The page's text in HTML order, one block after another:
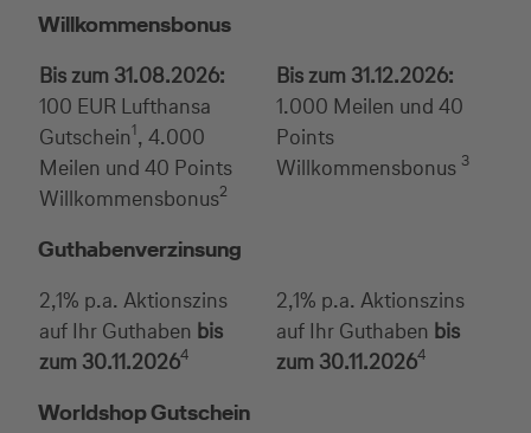
Willkommensbonus
Bis zum 31.08.2026:
100 EUR Lufthansa
Gutschein1, 4.000
Meilen und 40 Points
Willkommensbonus2
Bis zum 31.12.2026:
1.000 Meilen und 40
Points
Willkommensbonus 3
Guthabenverzinsung
2,1% p.a. Aktionszins
auf Ihr Guthaben bis
zum 30.11.20264
2,1% p.a. Aktionszins
auf Ihr Guthaben bis
zum 30.11.20264
Worldshop Gutschein